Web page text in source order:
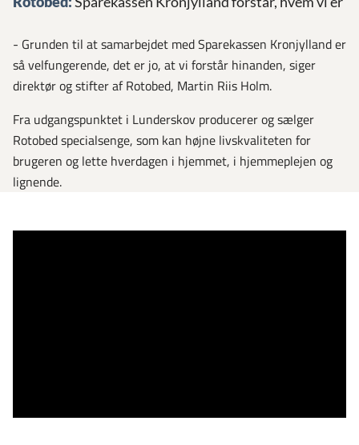
- Grunden til at samarbejdet med Sparekassen Kronjylland er
så velfungerende, det er jo, at vi forstår hinanden, siger
direktør og stifter af Rotobed, Martin Riis Holm.
Fra udgangspunktet i Lunderskov producerer og sælger
Rotobed specialsenge, som kan højne livskvaliteten for
brugeren og lette hverdagen i hjemmet, i hjemmeplejen og
lignende.